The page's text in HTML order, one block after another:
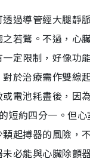
過導管經大腿靜
若鶩。不過，心
定限制，好像功
於治療需作雙線
電池耗盡後，因
約四分一。但
起搏器的風險，
必能與心臟除顫